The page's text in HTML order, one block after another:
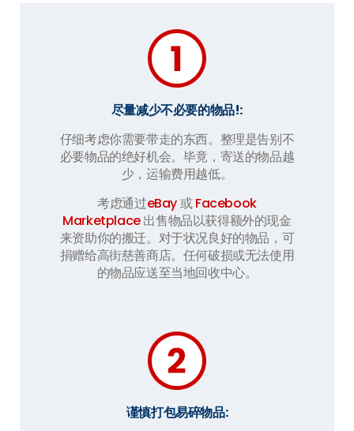
尽量减少不必要的物品!:
仔细考虑你需要带走的东西。整理是告别不
必要物品的绝好机会。毕竟，寄送的物品越
少，运输费用越低。
考虑通过eBay或Facebook
Marketplace出售物品以获得额外的现金
来资助你的搬迁。对于状况良好的物品，可
捐赠给高街慈善商店。任何破损或无法使用
的物品应送至当地回收中心。
谨慎打包易碎物品: